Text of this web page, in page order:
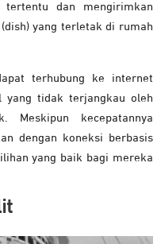
dan mengirimkan
yang terletak di rumah
terhubung ke internet
yang tidak terjangkau oleh
kecepatannya
dengan koneksi berbasis
yang baik bagi mereka